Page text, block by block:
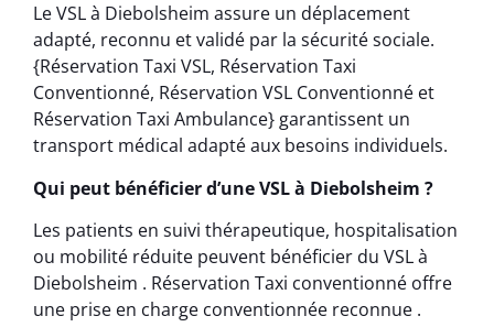
Le VSL à Diebolsheim assure un déplacement
adapté, reconnu et validé par la sécurité sociale.
{Réservation Taxi VSL, Réservation Taxi
Conventionné, Réservation VSL Conventionné et
Réservation Taxi Ambulance} garantissent un
transport médical adapté aux besoins individuels.
Qui peut bénéficier d’une VSL à Diebolsheim ?
Les patients en suivi thérapeutique, hospitalisation
ou mobilité réduite peuvent bénéficier du VSL à
Diebolsheim . Réservation Taxi conventionné offre
une prise en charge conventionnée reconnue .